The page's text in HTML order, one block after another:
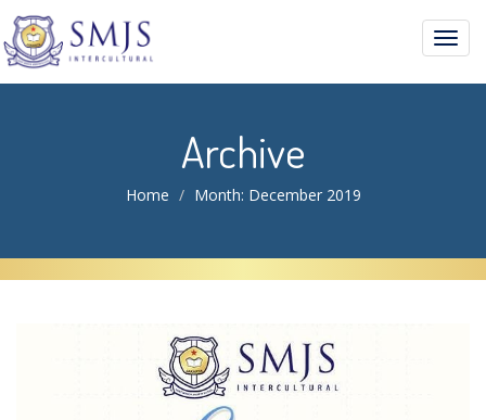
Archive
Home Month: December 2019